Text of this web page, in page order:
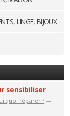
LINGE, BIJOUX
sensibiliser
réparer ? —